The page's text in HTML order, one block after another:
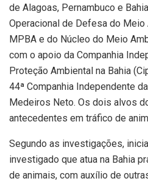
de Alagoas, Pernambuco e
Operacional de Defesa do Meio
MPBA e do Núcleo do Meio
com o apoio da Companhia
Proteção Ambiental na Bahia
44ª Companhia Independente
Medeiros Neto. Os dois alvos
antecedentes em tráfico de
Segundo as investigações,
investigado que atua na Bahia
de animais, com auxílio de